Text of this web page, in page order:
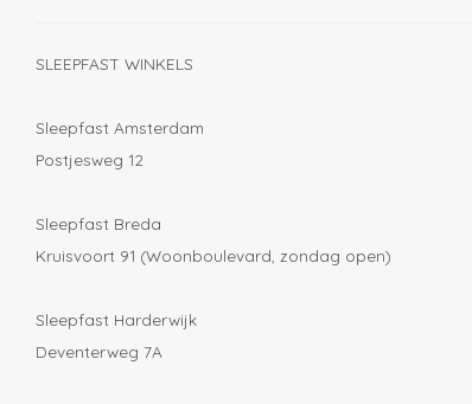
SLEEPFAST WINKELS
Sleepfast Amsterdam
Postjesweg 12
Sleepfast Breda
Kruisvoort 91 (Woonboulevard, zondag open)
Sleepfast Harderwijk
Deventerweg 7A